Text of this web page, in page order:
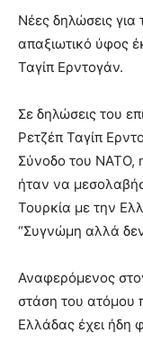
Νέες δηλώσεις
απαξιωτικό ύφος
Ταγίπ Ερντογάν.
Σε δηλώσεις του
Ρετζέπ Ταγίπ
Σύνοδο του ΝΑΤΟ,
ήταν να
Τουρκία με την
“Συγνώμη αλλά
Αναφερόμενος
στάση του ατόμου
Ελλάδας έχει ήδη